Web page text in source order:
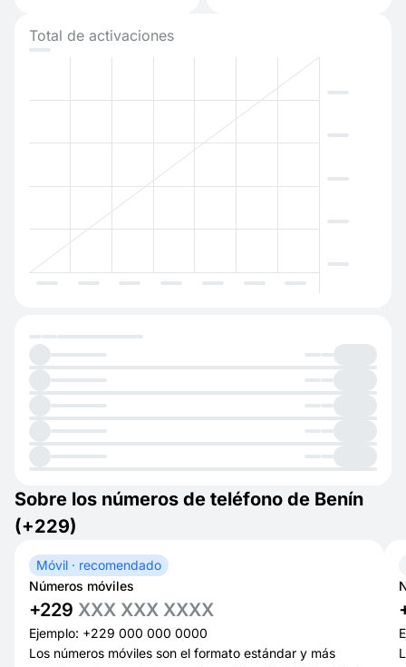
Total de activaciones
Sobre los números de teléfono de Benín
(+229)
Móvil · recomendado
Números móviles
+229 XXX XXX XXXX
Ejemplo: +229 000 000 0000
Los números móviles son el formato estándar y más